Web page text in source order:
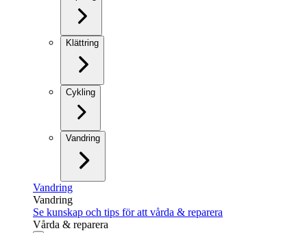
Klättring
Cykling
Vandring
Vandring
Vandring
Se kunskap och tips för att vårda & reparera
Vårda & reparera